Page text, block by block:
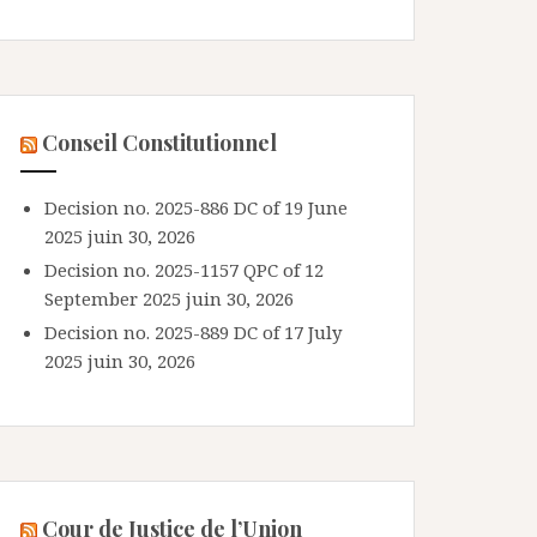
Conseil Constitutionnel
Decision no. 2025-886 DC of 19 June
2025 juin 30, 2026
Decision no. 2025-1157 QPC of 12
September 2025 juin 30, 2026
Decision no. 2025-889 DC of 17 July
2025 juin 30, 2026
Cour de Justice de l’Union